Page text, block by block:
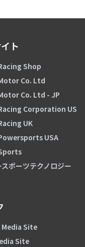
ト
Shop
Co. Ltd
Co. Ltd - JP
Corporation US
UK
USA
ポーツテクノロジー
Site
Site